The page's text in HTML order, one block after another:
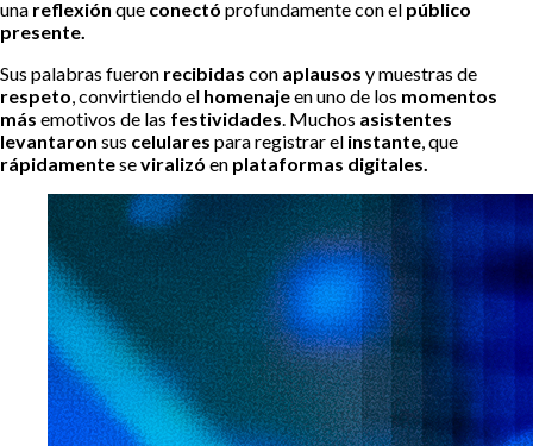
una reflexión que conectó profundamente con el público
presente.
Sus palabras fueron recibidas con aplausos y muestras de
respeto , convirtiendo el homenajeen uno de los momentos
más emotivos de las festividades . Muchos asistentes
levantaron sus celulares para registrar el instante , que
rápidamenteseviralizó en plataformas digitales.